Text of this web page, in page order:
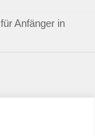
Anfänger in